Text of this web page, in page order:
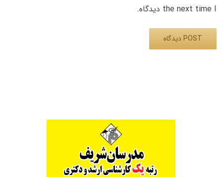
the next time I دیدگاه.